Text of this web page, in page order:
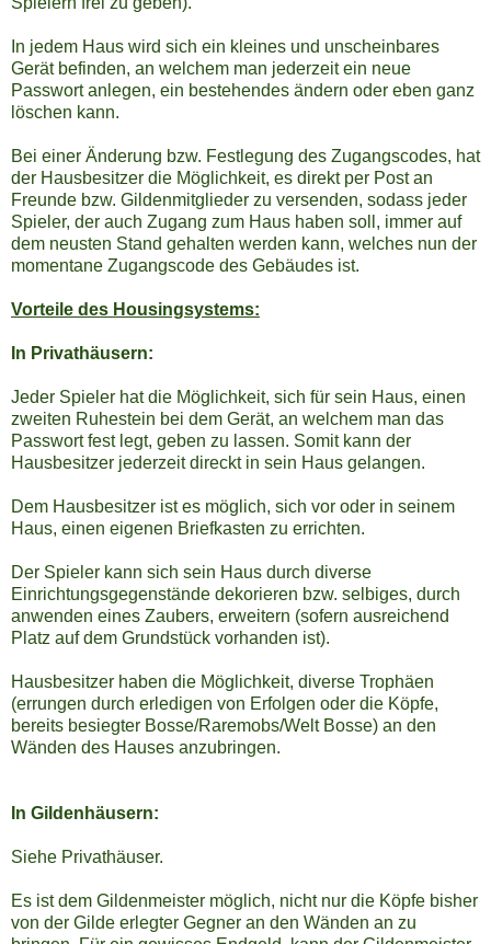
In jedem Haus wird sich ein kleines und unscheinbares
Gerät befinden, an welchem man jederzeit ein neue
Passwort anlegen, ein bestehendes ändern oder eben ganz
löschen kann.
Bei einer Änderung bzw. Festlegung des Zugangscodes, hat
der Hausbesitzer die Möglichkeit, es direkt per Post an
Freunde bzw. Gildenmitglieder zu versenden, sodass jeder
Spieler, der auch Zugang zum Haus haben soll, immer auf
dem neusten Stand gehalten werden kann, welches nun der
momentane Zugangscode des Gebäudes ist.
Vorteile des Housingsystems:
In Privathäusern:
Jeder Spieler hat die Möglichkeit, sich für sein Haus, einen
zweiten Ruhestein bei dem Gerät, an welchem man das
Passwort fest legt, geben zu lassen. Somit kann der
Hausbesitzer jederzeit direckt in sein Haus gelangen.
Dem Hausbesitzer ist es möglich, sich vor oder in seinem
Haus, einen eigenen Briefkasten zu errichten.
Der Spieler kann sich sein Haus durch diverse
Einrichtungsgegenstände dekorieren bzw. selbiges, durch
anwenden eines Zaubers, erweitern (sofern ausreichend
Platz auf dem Grundstück vorhanden ist).
Hausbesitzer haben die Möglichkeit, diverse Trophäen
(errungen durch erledigen von Erfolgen oder die Köpfe,
bereits besiegter Bosse/Raremobs/Welt Bosse) an den
Wänden des Hauses anzubringen.
In Gildenhäusern:
Siehe Privathäuser.
Es ist dem Gildenmeister möglich, nicht nur die Köpfe bisher
von der Gilde erlegter Gegner an den Wänden an zu